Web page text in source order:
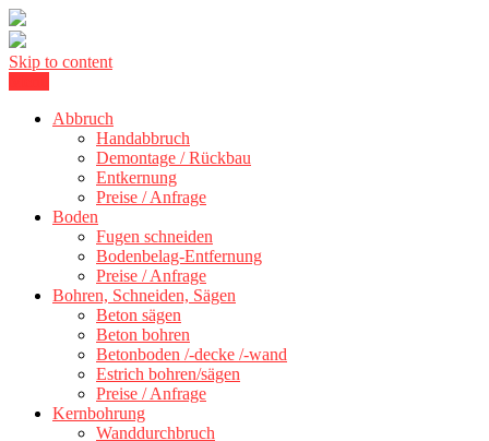
Skip to content
BBS Technik GmbH
300 kmAbbruch
Handabbruch
Demontage / Rückbau
Entkernung
Preise / Anfrage
Boden
Fugen schneiden
Bodenbelag-Entfernung
Preise / Anfrage
Bohren, Schneiden, Sägen
Beton sägen
Beton bohren
Betonboden /-decke /-wand
Estrich bohren/sägen
Preise / Anfrage
Kernbohrung
Wanddurchbruch